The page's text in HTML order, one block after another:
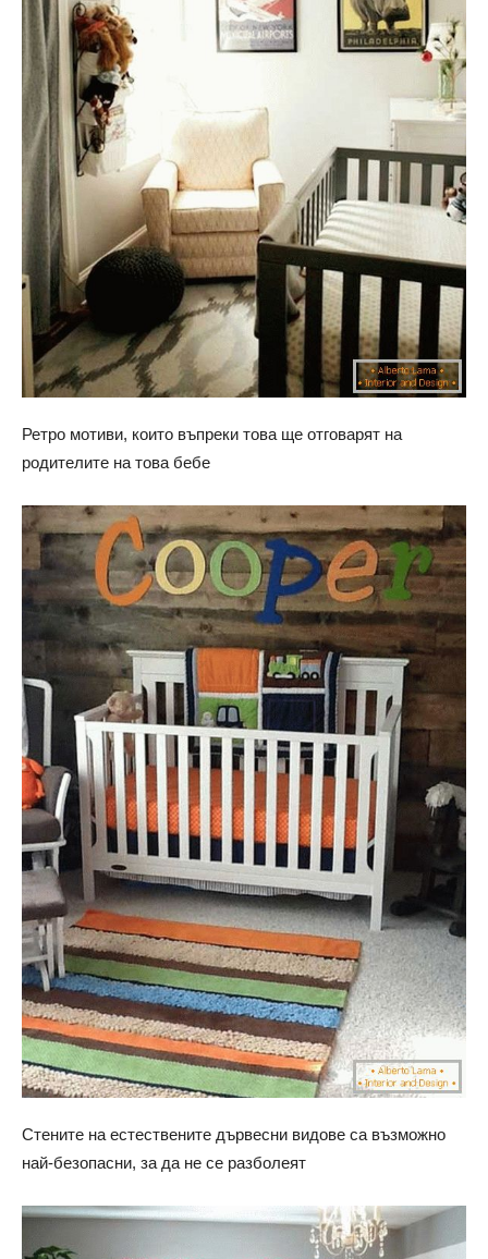
Ретро мотиви, които въпреки това ще отговарят на
родителите на това бебе
Стените на естествените дървесни видове са възможно
най-безопасни, за да не се разболеят